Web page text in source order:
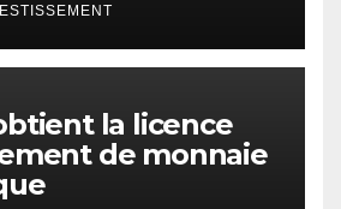
la licence
de monnaie